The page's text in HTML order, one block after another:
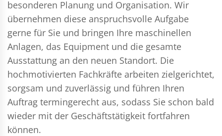
besonderen Planung und Organisation. Wir
übernehmen diese anspruchsvolle Aufgabe
gerne für Sie und bringen Ihre maschinellen
Anlagen, das Equipment und die gesamte
Ausstattung an den neuen Standort. Die
hochmotivierten Fachkräfte arbeiten zielgerichtet,
sorgsam und zuverlässig und führen Ihren
Auftrag termingerecht aus, sodass Sie schon bald
wieder mit der Geschäftstätigkeit fortfahren
können.